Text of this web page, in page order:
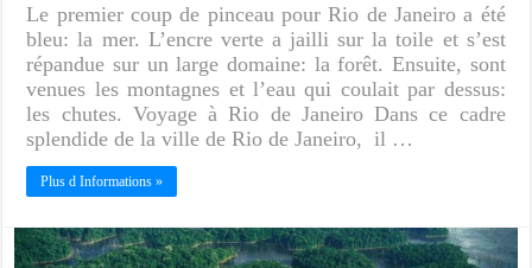
Le premier coup de pinceau pour Rio de Janeiro a été
bleu: la mer. L’encre verte a jailli sur la toile et s’est
répandue sur un large domaine: la forêt. Ensuite, sont
venues les montagnes et l’eau qui coulait par dessus:
les chutes. Voyage à Rio de Janeiro Dans ce cadre
splendide de la ville de Rio de Janeiro, il …
Plus d Informations »